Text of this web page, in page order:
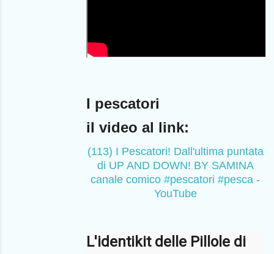
I pescatori
il video al link:
(113) I Pescatori! Dall'ultima puntata
di UP AND DOWN! BY SAMINA
canale comico #pescatori #pesca -
YouTube
L'identikit delle Pillole di